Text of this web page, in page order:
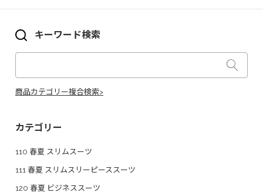
キーワード検索
商品カテゴリー複合検索>
カテゴリー
110 春夏 スリムスーツ
111 春夏 スリムスリーピーススーツ
120 春夏 ビジネススーツ